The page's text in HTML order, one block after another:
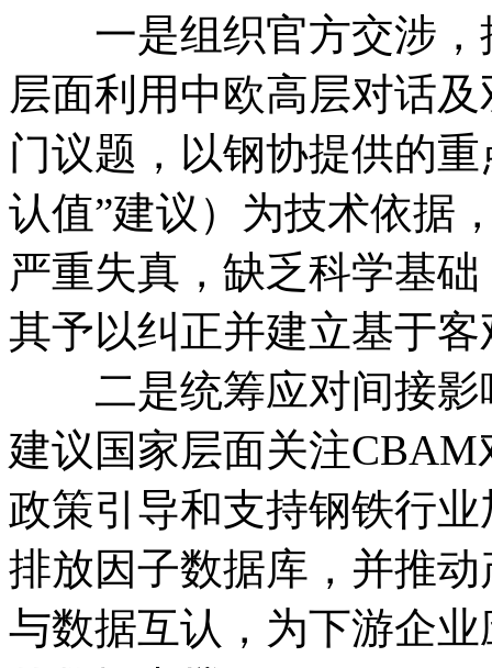
一是组织官方交涉，
层面利用中欧高层对话
门议题，以钢协提供的
认值”建议）为技术依据
严重失真，缺乏科学基
其予以纠正并建立基于
二是统筹应对间接影
建议国家层面关注
政策引导和支持钢铁行
排放因子数据库，并推
与数据互认，为下游企